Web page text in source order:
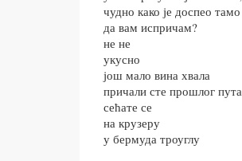
чудно како је доспео тамо
да вам испричам?
не не
укусно
још мало вина хвала
причали сте прошлог пута
сећате се
на крузеру
у бермуда троуглу